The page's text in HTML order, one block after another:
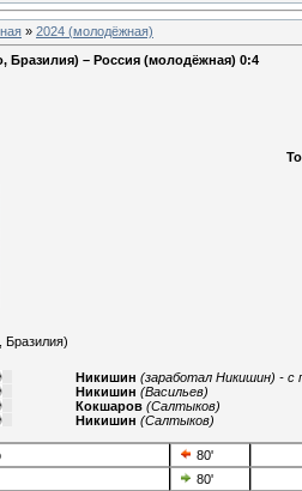
» 2024 (молодёжная)
Бразилия) – Россия (молодёжная) 0:4
Никишин (заработал Никишин) - с
Никишин (Васильев)
Кокшаров (Салтыков)
Никишин (Салтыков)
80'
80'